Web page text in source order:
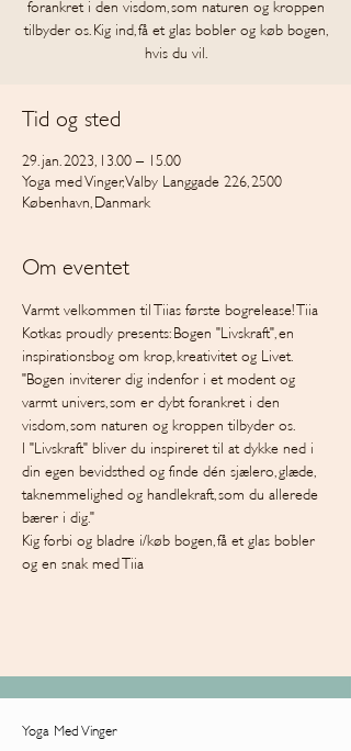
forankret i den visdom, som naturen og kroppen
tilbyder os. Kig ind, få et glas bobler og køb bogen,
hvis du vil.
Tid og sted
29. jan. 2023, 13.00 – 15.00
Yoga med Vinger, Valby Langgade 226, 2500
København, Danmark
Om eventet
Varmt velkommen til Tiias første bogrelease! Tiia
Kotkas proudly presents: Bogen "Livskraft", en
inspirationsbog om krop, kreativitet og Livet.
"Bogen inviterer dig indenfor i et modent og
varmt univers, som er dybt forankret i den
visdom, som naturen og kroppen tilbyder os.
I "Livskraft" bliver du inspireret til at dykke ned i
din egen bevidsthed og finde dén sjælero, glæde,
taknemmelighed og handlekraft, som du allerede
bærer i dig."
Kig forbi og bladre i/køb bogen, få et glas bobler
og en snak med Tiia
Yoga Med Vinger